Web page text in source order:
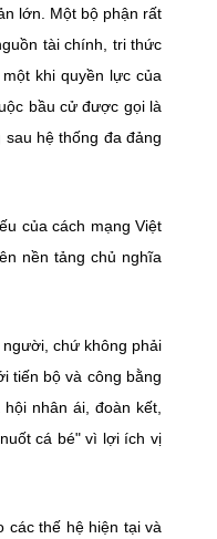
lớn. Một bộ phận rất
tài chính, tri thức
khi quyền lực của
bầu cử được gọi là
hệ thống đa đảng
của cách mạng Việt
nền tảng chủ nghĩa
chứ không phải
tiến bộ và công bằng
nhân ái, đoàn kết,
cá bé" vì lợi ích vị
các thế hệ hiện tại và